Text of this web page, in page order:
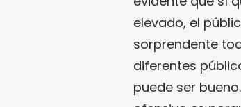
elevado, el
sorprendente
diferentes
puede ser